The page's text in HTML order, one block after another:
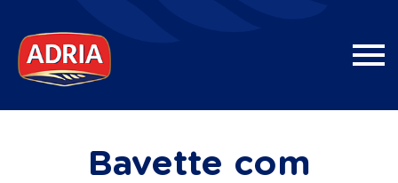
Bavette com